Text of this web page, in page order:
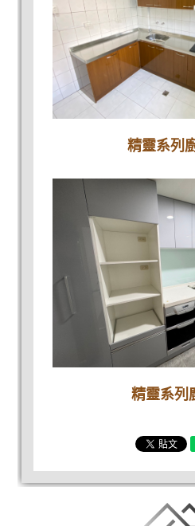
精靈系列
精靈系列